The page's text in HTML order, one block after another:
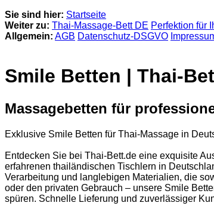
Sie sind hier: Startseite
Weiter zu: Thai-Massage-Bett DE Perfektion für
Allgemein: AGB Datenschutz-DSGVO
Smile Betten | Thai-
Massagebetten für
Exklusive Smile Betten für Thai-Massage in
Entdecken Sie bei Thai-Bett.de eine exquisite
erfahrenen thailändischen Tischlern in
Verarbeitung und langlebigen Materialien, die
oder den privaten Gebrauch – unsere Smile
spüren. Schnelle Lieferung und zuverlässiger